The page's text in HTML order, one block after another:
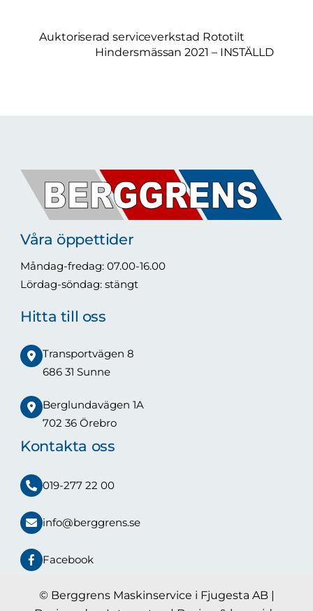
Auktoriserad serviceverkstad Rototilt
Hindersmässan 2021 – INSTÄLLD
Våra öppettider
Måndag-fredag: 07.00-16.00
Lördag-söndag: stängt
Hitta till oss
Transportvägen 8
686 31 Sunne
Berglundavägen 1A
702 36 Örebro
Kontakta oss
019-277 22 00
info@berggrens.se
Facebook
© Berggrens Maskinservice i Fjugesta AB |